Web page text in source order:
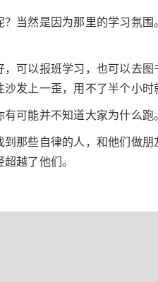
当然是因为那里的学习氛
可以报班学习，也可以去
发上一歪，用不了半个小时
可能并不知道大家为什么跑
那些自律的人，和他们做
越了他们。